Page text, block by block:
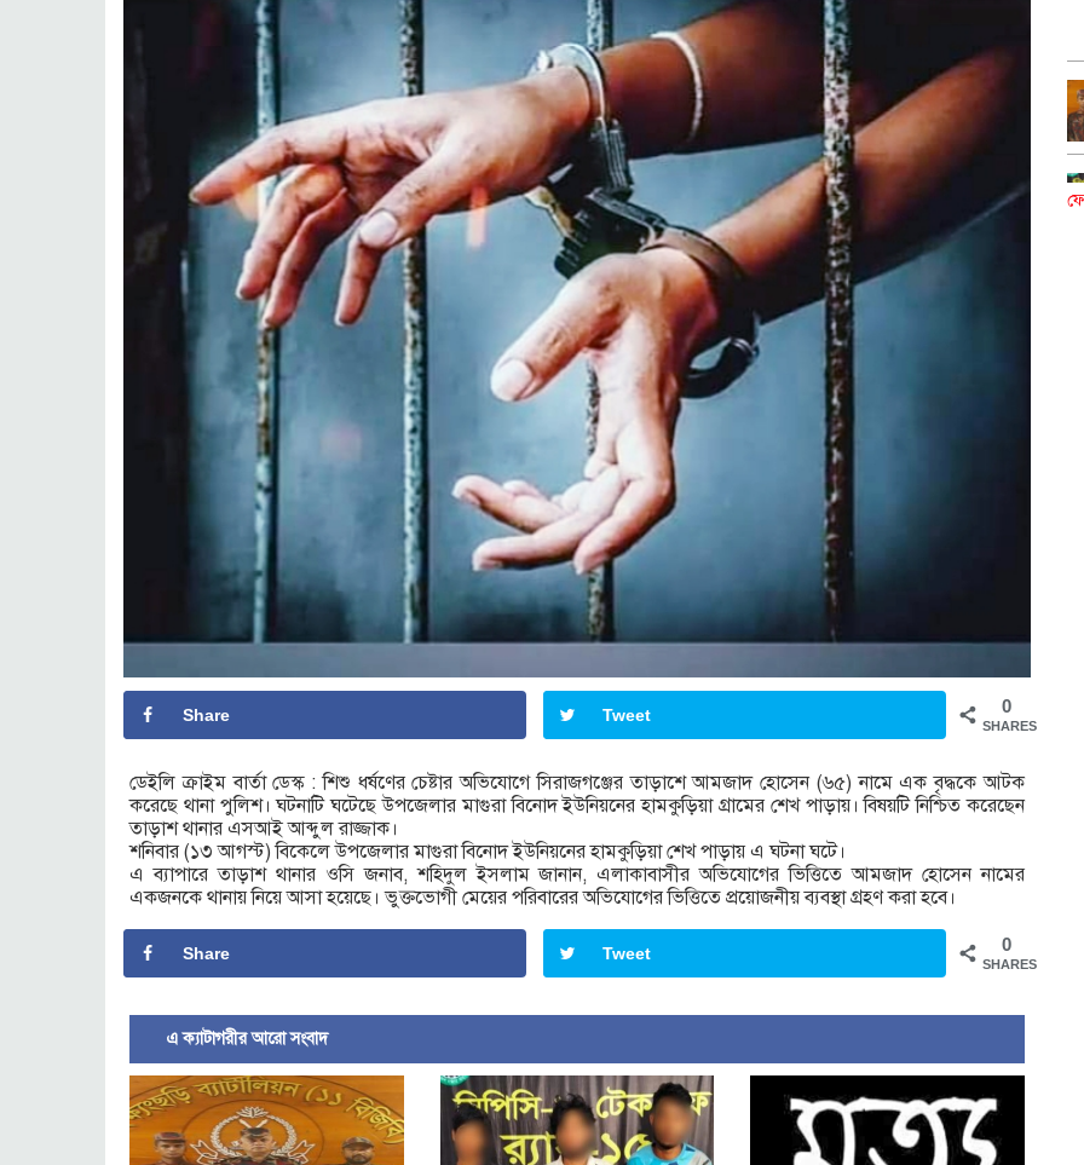
0
SHARES
Share Tweet
ডেইলি ক্রাইম বার্তা ডেস্ক : শিশু ধর্ষণের চেষ্টার অভিযোগে সিরাজগঞ্জের তাড়াশে আমজাদ হোসেন (৬৫) নামে এক বৃদ্ধকে আটক
করেছে থানা পুলিশ। ঘটনাটি ঘটেছে উপজেলার মাগুরা বিনোদ ইউনিয়নের হামকুড়িয়া গ্রামের শেখ পাড়ায়। বিষয়টি নিশ্চিত করেছেন
তাড়াশ থানার এসআই আব্দুল রাজ্জাক।
শনিবার (১৩ আগস্ট) বিকেলে উপজেলার মাগুরা বিনোদ ইউনিয়নের হামকুড়িয়া শেখ পাড়ায় এ ঘটনা ঘটে।
এ ব্যাপারে তাড়াশ থানার ওসি জনাব, শহিদুল ইসলাম জানান, এলাকাবাসীর অভিযোগের ভিত্তিতে আমজাদ হোসেন নামের
একজনকে থানায় নিয়ে আসা হয়েছে। ভুক্তভোগী মেয়ের পরিবারের অভিযোগের ভিত্তিতে প্রয়োজনীয় ব্যবস্থা গ্রহণ করা হবে।
0
SHARES
Share Tweet
এ ক্যাটাগরীর আরো সংবাদ